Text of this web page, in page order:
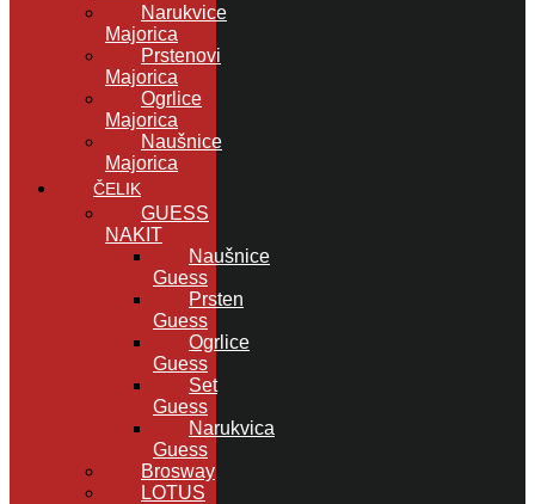
Narukvice
Majorica
Prstenovi
Majorica
Ogrlice
Majorica
Naušnice
Majorica
ČELIK
GUESS
NAKIT
Naušnice
Guess
Prsten
Guess
Ogrlice
Guess
Set
Guess
Narukvica
Guess
Brosway
LOTUS